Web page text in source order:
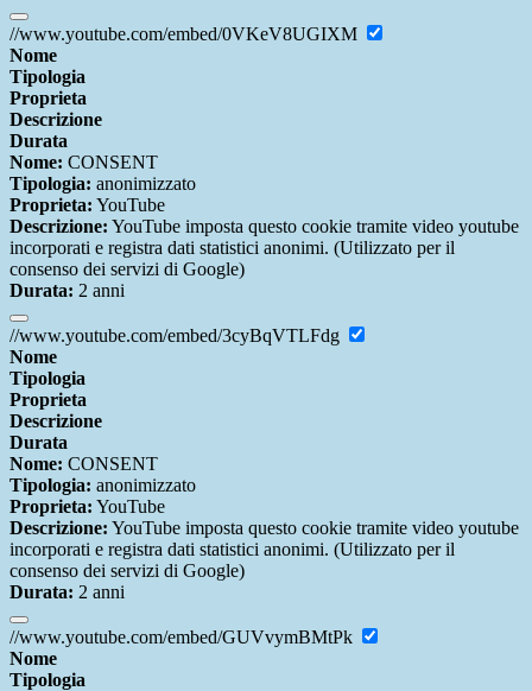
//www.youtube.com/embed/0VKeV8UGIXM
Nome
Tipologia
Proprieta
Descrizione
Durata
Nome: CONSENT
Tipologia: anonimizzato
Proprieta: YouTube
Descrizione: YouTube imposta questo cookie tramite video youtube
incorporati e registra dati statistici anonimi. (Utilizzato per il
consenso dei servizi di Google)
Durata: 2 anni
//www.youtube.com/embed/3cyBqVTLFdg
Nome
Tipologia
Proprieta
Descrizione
Durata
Nome: CONSENT
Tipologia: anonimizzato
Proprieta: YouTube
Descrizione: YouTube imposta questo cookie tramite video youtube
incorporati e registra dati statistici anonimi. (Utilizzato per il
consenso dei servizi di Google)
Durata: 2 anni
//www.youtube.com/embed/GUVvymBMtPk
Nome
Tipologia